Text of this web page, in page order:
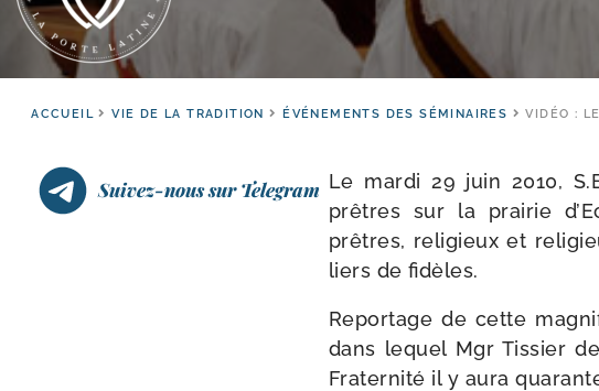
ACCUEIL VIE DE LA TRADITION ÉVÉNEMENTS DES SÉMINAIRES VIDÉO :
Suivez-nous sur Telegram Le mar­di 29 juin 2010,
prêtres sur la prai­rie
prêtres, reli­gieux et
liers de fidèles.
Reportage de cette
dans lequel Mgr Tissier
Fraternité il y aura